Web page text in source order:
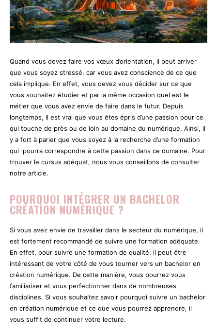
Quand vous devez faire vos vœux d’orientation, il peut arriver
que vous soyez stressé, car vous avez conscience de ce que
cela implique. En effet, vous devez vous décider sur ce que
vous souhaitez étudier et par la même occasion quel est le
métier que vous avez envie de faire dans le futur. Depuis
longtemps, il est vrai que vous êtes épris d’une passion pour ce
qui touche de près ou de loin au domaine du numérique. Ainsi, il
y a fort à parier que vous soyez à la recherche d’une formation
qui pourra correspondre à cette passion dans ce domaine. Pour
trouver le cursus adéquat, nous vous conseillons de consulter
notre article.
POURQUOI INTÉGRER UN BACHELOR
CRÉATION NUMÉRIQUE ?
Si vous avez envie de travailler dans le secteur du numérique, il
est fortement recommandé de suivre une formation adéquate.
En effet, pour suivre une formation de qualité, il peut être
intéressant de votre côté de vous tourner vers un bachelor en
création numérique. De cette manière, vous pourrez vous
familiariser et vous perfectionner dans de nombreuses
disciplines. Si vous souhaitez savoir pourquoi suivre un bachelor
en création numérique et ce que vous pourrez apprendre, il
vous suffit de continuer votre lecture.